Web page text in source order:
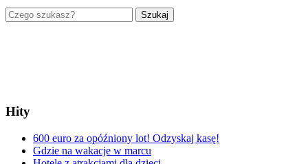
Szukaj
Hity
600 euro za opóźniony lot! Odzyskaj kasę!
Gdzie na wakacje w marcu